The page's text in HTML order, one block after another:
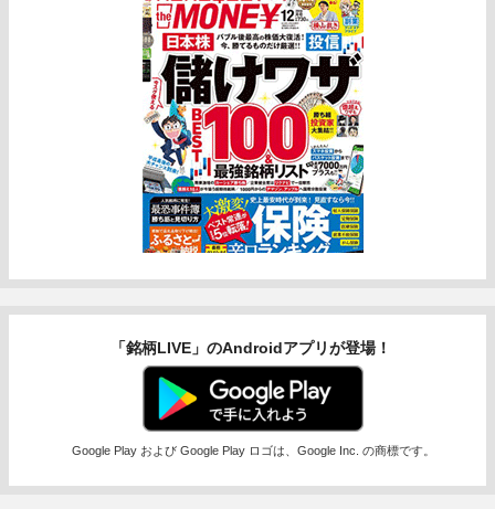
「銘柄LIVE」のAndroidアプリが登場！
Google Play および Google Play ロゴは、Google Inc. の商標です。